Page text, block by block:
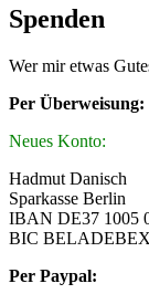
Spenden
Wer mir etwas
Per Überweisung:
Neues Konto:
Hadmut Danisch
Sparkasse Berlin
IBAN DE37 1005
BIC
Per Paypal: